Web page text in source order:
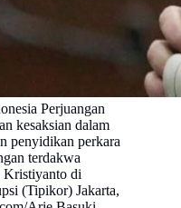
Perjuangan
kesaksian dalam
penyidikan perkara
terdakwa
Kristiyanto di
(Tipikor) Jakarta,